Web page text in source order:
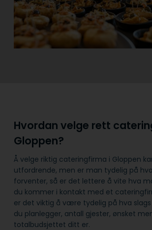
Hvordan velge rett
Gloppen?
Å velge riktig cateringfirma i Gloppen
utfordrende, men er man tydelig på
forventer, så er det lettere å vite hva
du kommer i kontakt med et
er det viktig å være tydelig på hva
du planlegger, antall gjester, ønsket
totalbudsjettet ditt er.